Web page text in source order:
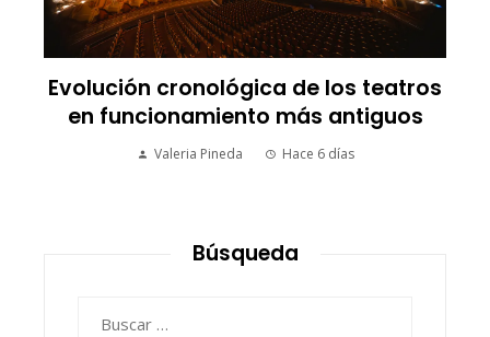
Evolución cronológica de los teatros
en funcionamiento más antiguos
Valeria Pineda Hace 6 días
Búsqueda